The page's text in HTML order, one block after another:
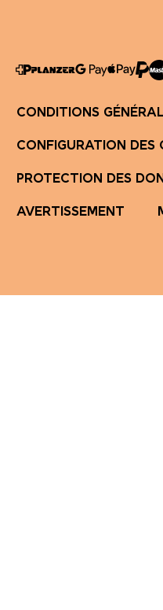
CONDITIONS
CONFIGURATION DES
PROTECTION DES
AVERTISSEMENT